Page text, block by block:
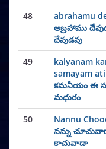
48
abrahamu
అబ్రహాము
దేవుడవు
49
kalyanam
samayam
కమనీయం ఈ
మధురం
50
Nannu
నన్ను
కాచువాడా